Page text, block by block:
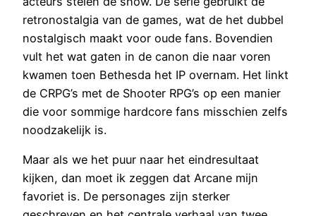
retronostalgia van de games, wat de het dubbel
nostalgisch maakt voor oude fans. Bovendien
vult het wat gaten in de canon die naar voren
kwamen toen Bethesda het IP overnam. Het linkt
de CRPG’s met de Shooter RPG’s op een manier
die voor sommige hardcore fans misschien zelfs
noodzakelijk is.
Maar als we het puur naar het eindresultaat
kijken, dan moet ik zeggen dat Arcane mijn
favoriet is. De personages zijn sterker